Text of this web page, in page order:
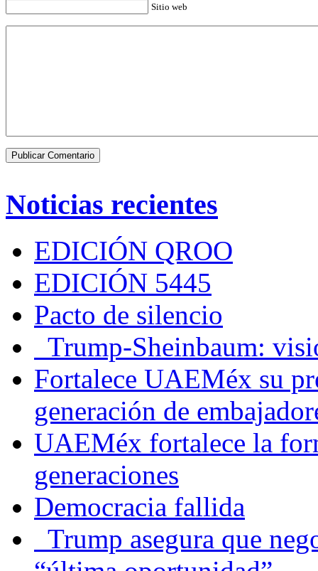
Sitio web
Noticias recientes
EDICIÓN QROO
EDICIÓN 5445
Pacto de silencio
Trump-Sheinbaum:
Fortalece UAEMéx su
generación de
UAEMéx fortalece la
generaciones
Democracia fallida
Trump asegura que